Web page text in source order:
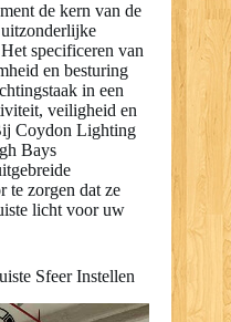
de kern van de
specificeren van
en besturing
in een
veiligheid en
Coydon Lighting
Bays
te zorgen dat ze
licht voor uw
Sfeer Instellen